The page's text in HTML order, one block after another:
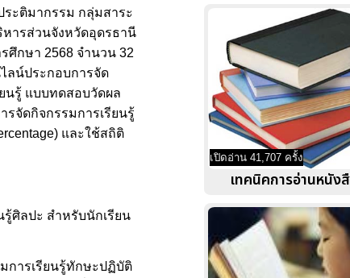
ะติมากรรม กลุ่มสาระ
หารส่วนจังหวัดอุดรธานี
ศึกษา 2568 จำนวน 32
ลน์ประกอบการจัด
นรู้ แบบทดสอบวัดผล
จัดกิจกรรมการเรียนรู้
และใช้สถิติ
ศิลปะ สำหรับนักเรียน
การเรียนรู้ทักษะปฏิบัติ
เปิดอ่าน 41,707 ครั้ง
เทคนิคการอ่านหนัง